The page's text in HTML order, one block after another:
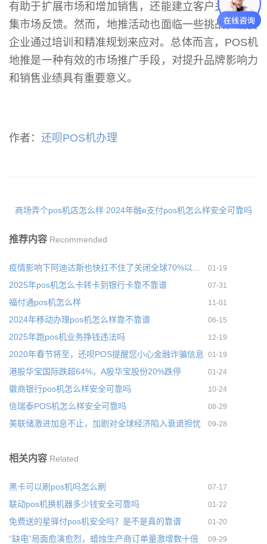
有助于扩展市场和增加销售，还能建立客户关系和收
集市场反馈。然而，地推活动也面临一些挑战，需要
企业通过培训和精准规划来应对。总体而言，POS机
地推是一种有效的市场推广手段，对提升品牌影响力
和销售业绩具有重要意义。
作者： 还呗POS机办理
商场弄个pos机店怎么样 2024年融e支付pos机怎么样安全可靠吗
推荐内容 Recommended
01-19
2025年pos机怎么卡转卡到银行卡靠不靠谱 07-31
福付通pos机怎么样 11-01
2024年移动办理pos机怎么样靠不靠谱 06-15
2025年跑pos机业务挣钱违法吗 12-19
2020年春节将至，还呗POS提醒您小心金融诈骗信息 01-19
港股华宝国际跌超64%，A股华宝股份20%跌停 01-24
徽商银行pos机怎么样安全可靠吗 10-24
信瑞泰POS机怎么样安全可靠吗 08-29
美联储激进加息不止，加剧对全球经济陷入衰退担忧 09-28
相关内容 Related
黑卡可以刷pos机吗怎么刷 07-17
联动pos机换机器多少钱安全可靠吗 01-22
免费送的星驿付pos机安全吗？是不是真的靠谱 01-20
“缺电”局面愈演愈烈，蜡烛生产商订单量激增数十倍 09-29